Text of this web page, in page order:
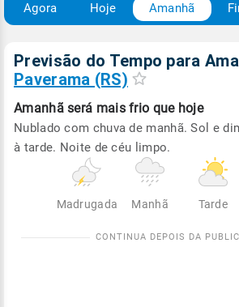
Agora Hoje Amanhã
Previsão do Tempo para
Paverama (RS)
Amanhã será mais frio que hoje
Nublado com chuva de manhã. Sol e
à tarde. Noite de céu limpo.
Madrugada Manhã Tarde